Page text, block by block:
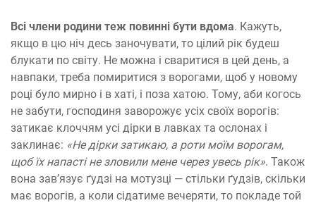
Всі члени родини теж повинні бути вдома. Кажуть,
якщо в цю ніч десь заночувати, то цілий рік будеш
блукати по світу. Не можна і сваритися в цей день, а
навпаки, треба помиритися з ворогами, щоб у новому
році було мирно і в хаті, і поза хатою. Тому, аби когось
не забути, господиня заворожує усіх своїх ворогів:
затикає клоччям усі дірки в лавках та ослонах і
заклинає: «Не дірки затикаю, а роти моїм ворогам,
щоб їх напасті не зловили мене через увесь рік». Також
вона зав’язує ґудзі на мотузці — стільки ґудзів, скільки
має ворогів, а коли сідатиме вечеряти, то покладе той